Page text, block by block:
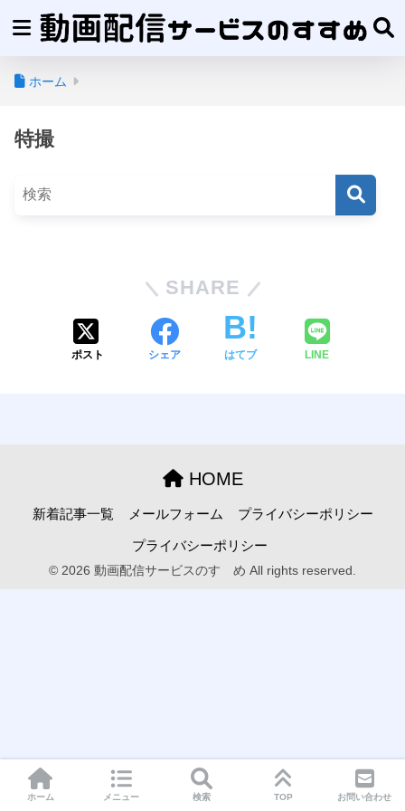
ホーム
特撮
SHARE
ポスト シェア はてブ LINE
HOME
新着記事一覧 メールフォーム プライバシーポリシー
プライバシーポリシー
© 2026 動画配信サービスのすゝめ All rights reserved.
ホーム メニュー 検索 TOP お問い合わせ